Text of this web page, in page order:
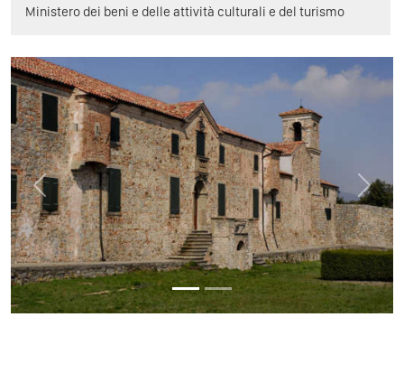
Ministero dei beni e delle attività culturali e del turismo
Previous Next